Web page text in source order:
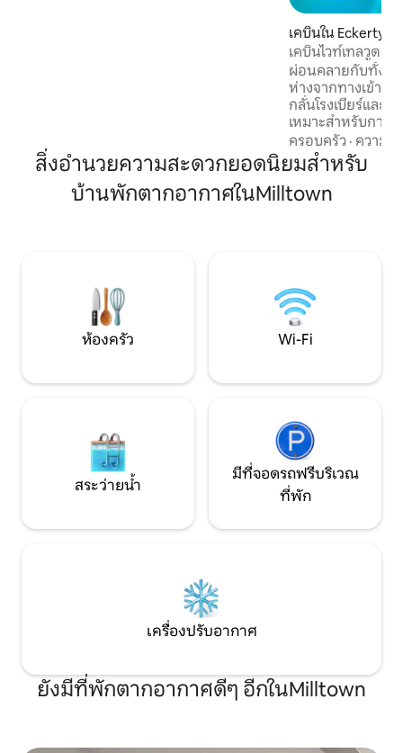
เคบินใน Eckerty
เคบินไวท์เทลวูดส์
ผ่านพาโตกา
ผ่อนคลายกับทั้งค
ห่างจากทางเข้าทะ
กลั่นโรงเบียร์และ
เหมาะสำหรับการ
การพักผ่อนแบบโ
สัปดาห์ของสุภาพส
สัตว์ เคบินแห่งนี้ตั้งอยู่ในแกรนท์วูดส์ที่เงียบ
สงบล้อมรอบด้วยธ
ครอบครัว · ความคุ้
สิ่งอำนวยความสะดวกยอดนิยมสำหรับ
บ้านพักตากอากาศในMilltown
ห้องครัว Wi-Fi
สระว่ายน้ำ
มีที่จอดรถฟรีบริเวณ
ที่พัก
เครื่องปรับอากาศ
ยังมีที่พักตากอากาศดีๆ อีกในMilltown